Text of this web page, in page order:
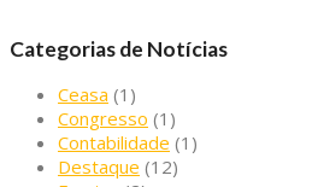
Categorias de Notícias
Ceasa (1)
Congresso (1)
Contabilidade (1)
Destaque (12)